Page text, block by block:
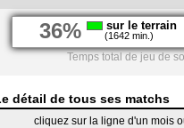
36% sur le terrain
(1642 min.)
Temps total de jeu de
détail de tous ses matchs
cliquez sur la ligne d'un mois